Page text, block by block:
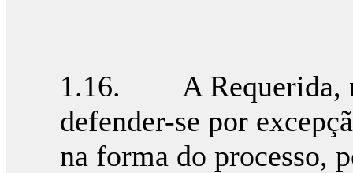
1.16. A Requerida,
defender-se por
na forma do processo,